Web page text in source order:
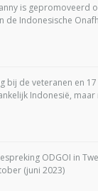
is gepromoveerd
de Indonesische
bij de veteranen en
Indonesië,
ODGOI in
(juni 2023)